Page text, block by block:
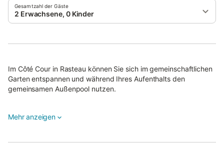
Gesamtzahl der Gäste
2 Erwachsene, 0 Kinder
Im Côté Cour in Rasteau können Sie sich im gemeinschaftlichen
Garten entspannen und während Ihres Aufenthalts den
gemeinsamen Außenpool nutzen.
Veranstaltungen sind auf dem Grundstück nicht gestattet, und
Mehr anzeigen